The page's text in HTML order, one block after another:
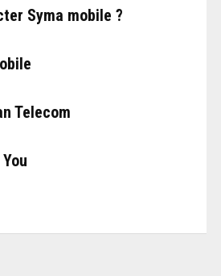
Syma mobile ?
Telecom